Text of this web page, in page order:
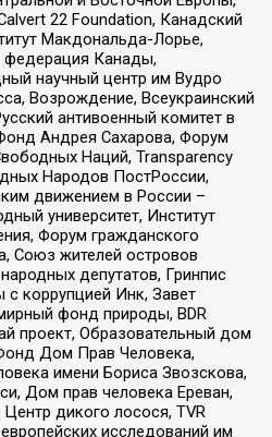
22 Foundation, Канадский
Макдональда-Лорье,
федерация Канады,
научный центр им Вудро
Возрождение, Всеукраинский
антивоенный комитет в
Андрея Сахарова, Форум
Наций, Transparеncy
Народов ПостРоссии,
движением в России –
университет, Институт
Форум гражданского
Союз жителей островов
депутатов, Гринпис
коррупцией Инк, Завет
фонд природы, BDR
проект, Образовательный дом
Дом Прав Человека,
имени Бориса Звозскова,
Дом прав человека Ереван,
дикого лосося, TVR
исследований им